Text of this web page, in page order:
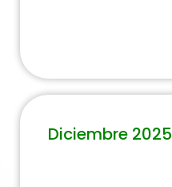
Diciembre 2025